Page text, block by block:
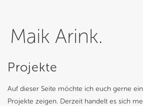
Maik Arink.
Projekte
Auf dieser Seite möchte ich euch gerne
Projekte zeigen. Derzeit handelt es sich